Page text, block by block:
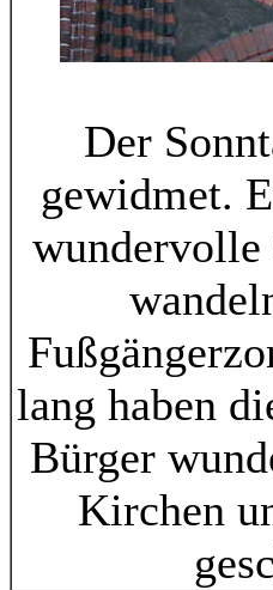
Der
gewidmet.
wundervolle
lang haben
Bürger
Kirchen